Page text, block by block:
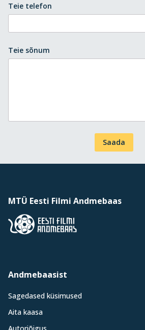
Teie telefon
Teie sõnum
Saada
MTÜ Eesti Filmi Andmebaas
Andmebaasist
Sagedased küsimused
Aita kaasa